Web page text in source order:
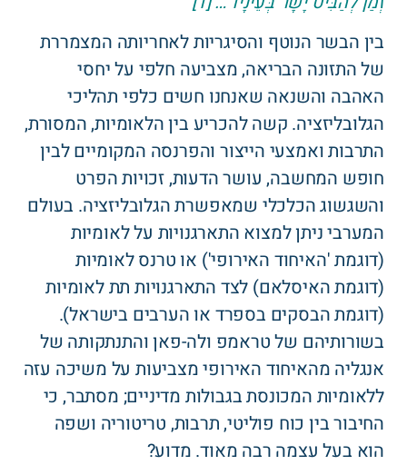
בין הבשר הנוטף והסיגריות לאחריותה המצמררת
של התזונה הבריאה, מצביעה חלפי על יחסי
האהבה והשנאה שאנחנו חשים כלפי תהליכי
הגלובליזציה. קשה להכריע בין הלאומיות, המסורת,
התרבות ואמצעי הייצור והפרנסה המקומיים לבין
חופש המחשבה, עושר הדעות, זכויות הפרט
והשגשוג הכלכלי שמאפשרת הגלובליזציה. בעולם
המערבי ניתן למצוא התארגנויות על לאומיות
(דוגמת 'האיחוד האירופי') או טרנס לאומיות
(דוגמת האיסלאם) לצד התארגנויות תת לאומיות
(דוגמת הבסקים בספרד או הערבים בישראל).
בשורותיהם של טראמפ ולה-פאן והתנתקותה של
אנגליה מהאיחוד האירופי מצביעות על משיכה עזה
ללאומיות המכונסת בגבולות מדיניים; מסתבר, כי
החיבור בין כוח פוליטי, תרבות, טריטוריה ושפה
הוא בעל עצמה רבה מאוד. מדוע?